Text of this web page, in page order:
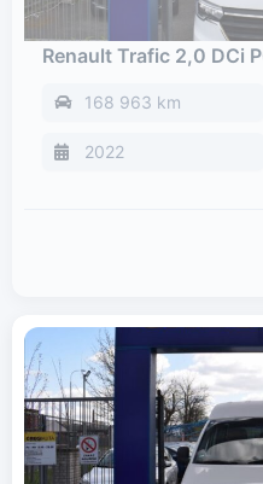
Renault Trafic 2,0 DCi
168 963 km
2022